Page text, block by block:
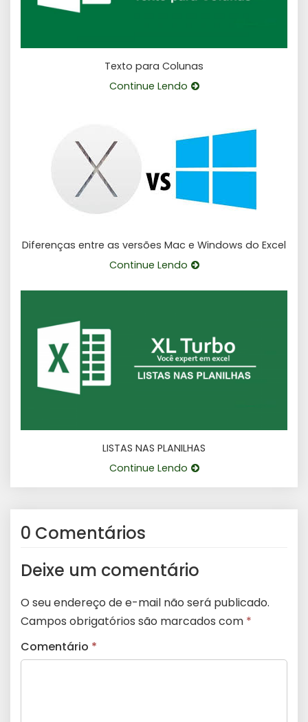
Texto para Colunas
Continue Lendo
Diferenças entre as versões Mac e Windows do Excel
Continue Lendo
LISTAS NAS PLANILHAS
Continue Lendo
0 Comentários
Deixe um comentário
O seu endereço de e-mail não será publicado.
Campos obrigatórios são marcados com *
Comentário *